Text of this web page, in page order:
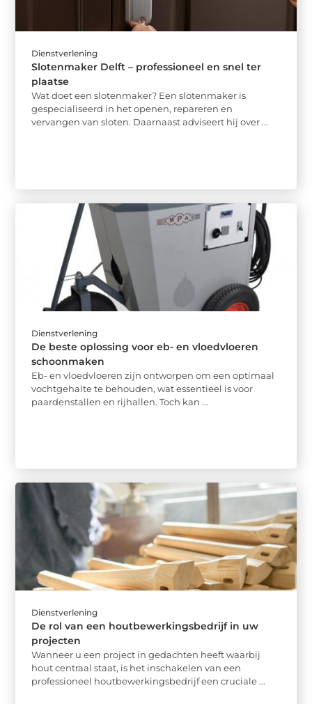
Dienstverlening
Slotenmaker Delft – professioneel en snel ter
plaatse
Wat doet een slotenmaker? Een slotenmaker is
gespecialiseerd in het openen, repareren en
vervangen van sloten. Daarnaast adviseert hij over ...
Dienstverlening
De beste oplossing voor eb- en vloedvloeren
schoonmaken
Eb- en vloedvloeren zijn ontworpen om een optimaal
vochtgehalte te behouden, wat essentieel is voor
paardenstallen en rijhallen. Toch kan ...
Dienstverlening
De rol van een houtbewerkingsbedrijf in uw
projecten
Wanneer u een project in gedachten heeft waarbij
hout centraal staat, is het inschakelen van een
professioneel houtbewerkingsbedrijf een cruciale ...